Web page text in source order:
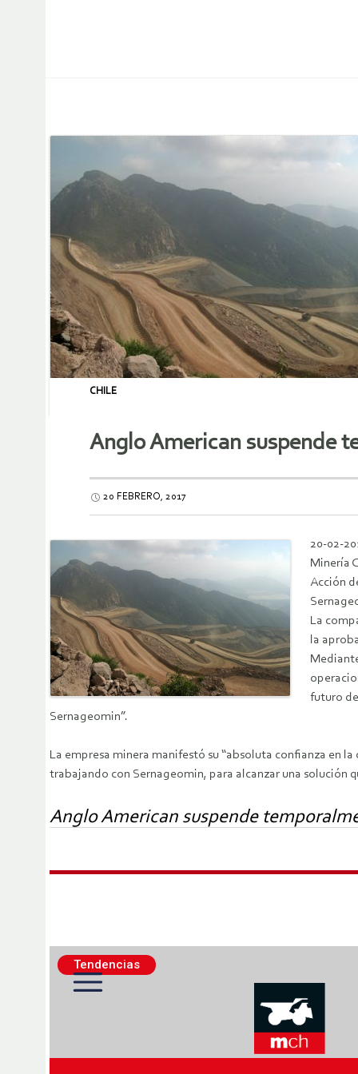
CHILE
Anglo American suspende
20 FEBRERO, 2017
20-02-
Minería
Acción
La
la
futuro
Sernageomin”.
La empresa minera manifestó su “absoluta confianza en
trabajando con Sernageomin, para alcanzar una solución
Anglo American suspende